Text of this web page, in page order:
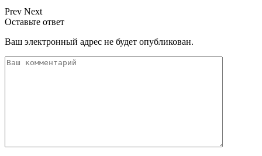
Prev Next
Оставьте ответ
Ваш электронный адрес не будет опубликован.